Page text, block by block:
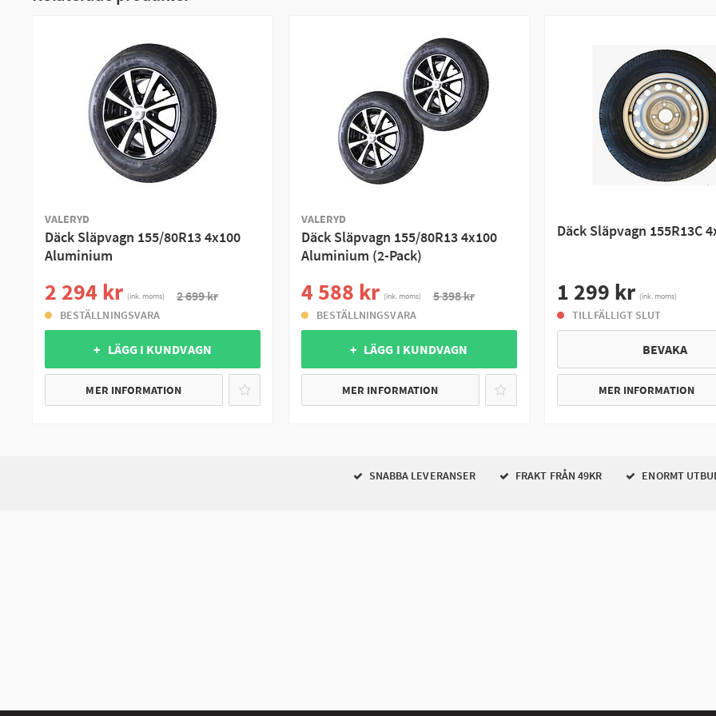
VALERYD
Däck Släpvagn 155/80R13 4x100
Aluminium
2 294 kr (ink. moms) 2 699 kr
BESTÄLLNINGSVARA
+ LÄGG I KUNDVAGN
MER INFORMATION
VALERYD
Däck Släpvagn 155/80R13 4x100
Aluminium (2-Pack)
4 588 kr (ink. moms) 5 398 kr
BESTÄLLNINGSVARA
+ LÄGG I KUNDVAGN
MER INFORMATION
Däck Släpvagn 155R13C
1 299 kr (ink. moms)
TILLFÄLLIGT SLUT
BEVAKA
MER INFORMATION
SNABBA LEVERANSER FRAKT FRÅN 49KR ENORMT